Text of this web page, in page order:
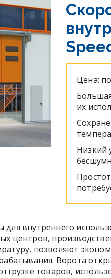
Цена:
их
Низкий
внутреннего
центров,
позволяют
Ворота
товаров,